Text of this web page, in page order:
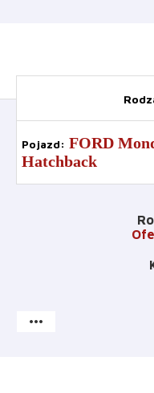
Pojazd: FORD
Hatchback
more_horiz